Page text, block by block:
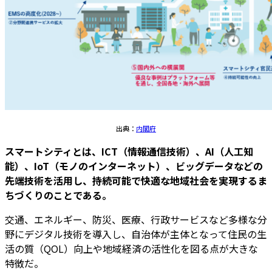
出典： 内閣府
スマートシティとは、ICT（情報通信技術）、AI（人工知
能）、IoT（モノのインターネット）、ビッグデータなどの
先端技術を活用し、持続可能で快適な地域社会を実現するま
ちづくりのことである。
交通、エネルギー、防災、医療、行政サービスなど多様な分
野にデジタル技術を導入し、自治体が主体となって住民の生
活の質（QOL）向上や地域経済の活性化を図る点が大きな
特徴だ。